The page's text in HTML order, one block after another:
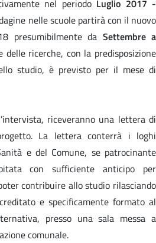
nel periodo Luglio 2017 -
nelle scuole partirà con il nuovo
presumibilmente da Settembre a
delle ricerche, con la predisposizione
studio, è previsto per il mese di
riceveranno una lettera di
La lettera conterrà i loghi
e del Comune, se patrocinante
con sufficiente anticipo per
contribuire allo studio rilasciando
e specificamente formato al
presso una sala messa a
comunale.